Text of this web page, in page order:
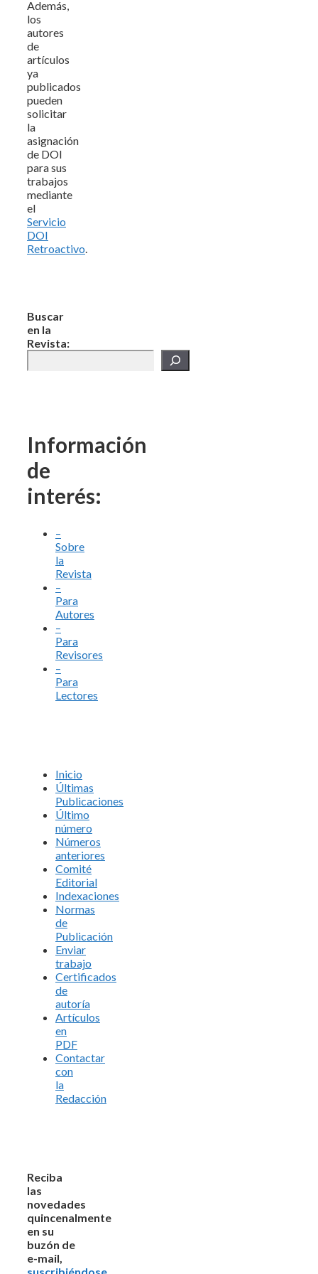
Además,
los
autores
de
artículos
ya
publicados
pueden
solicitar
la
asignación
de DOI
para sus
trabajos
mediante
el
Servicio
DOI
Retroactivo
Buscar
en la
Revista:
Información
de
interés:
–
Sobre
la
Revista
–
Para
Autores
–
Para
Revisores
–
Para
Lectores
Inicio
Últimas
Publicaciones
Último
número
Números
anteriores
Comité
Editorial
Indexaciones
Normas
de
Publicación
Enviar
trabajo
Certificados
de
autoría
Artículos
en
PDF
Contactar
con
la
Redacción
Reciba
las
novedades
quincenalmente
en su
buzón de
e-mail,
suscribiéndose